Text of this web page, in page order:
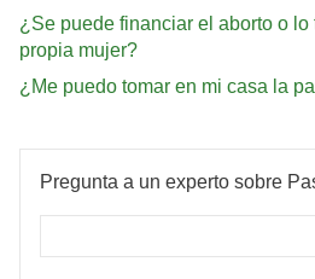
¿Se puede financiar el aborto o lo
propia mujer?
¿Me puedo tomar en mi casa la
Pregunta a un experto sobre